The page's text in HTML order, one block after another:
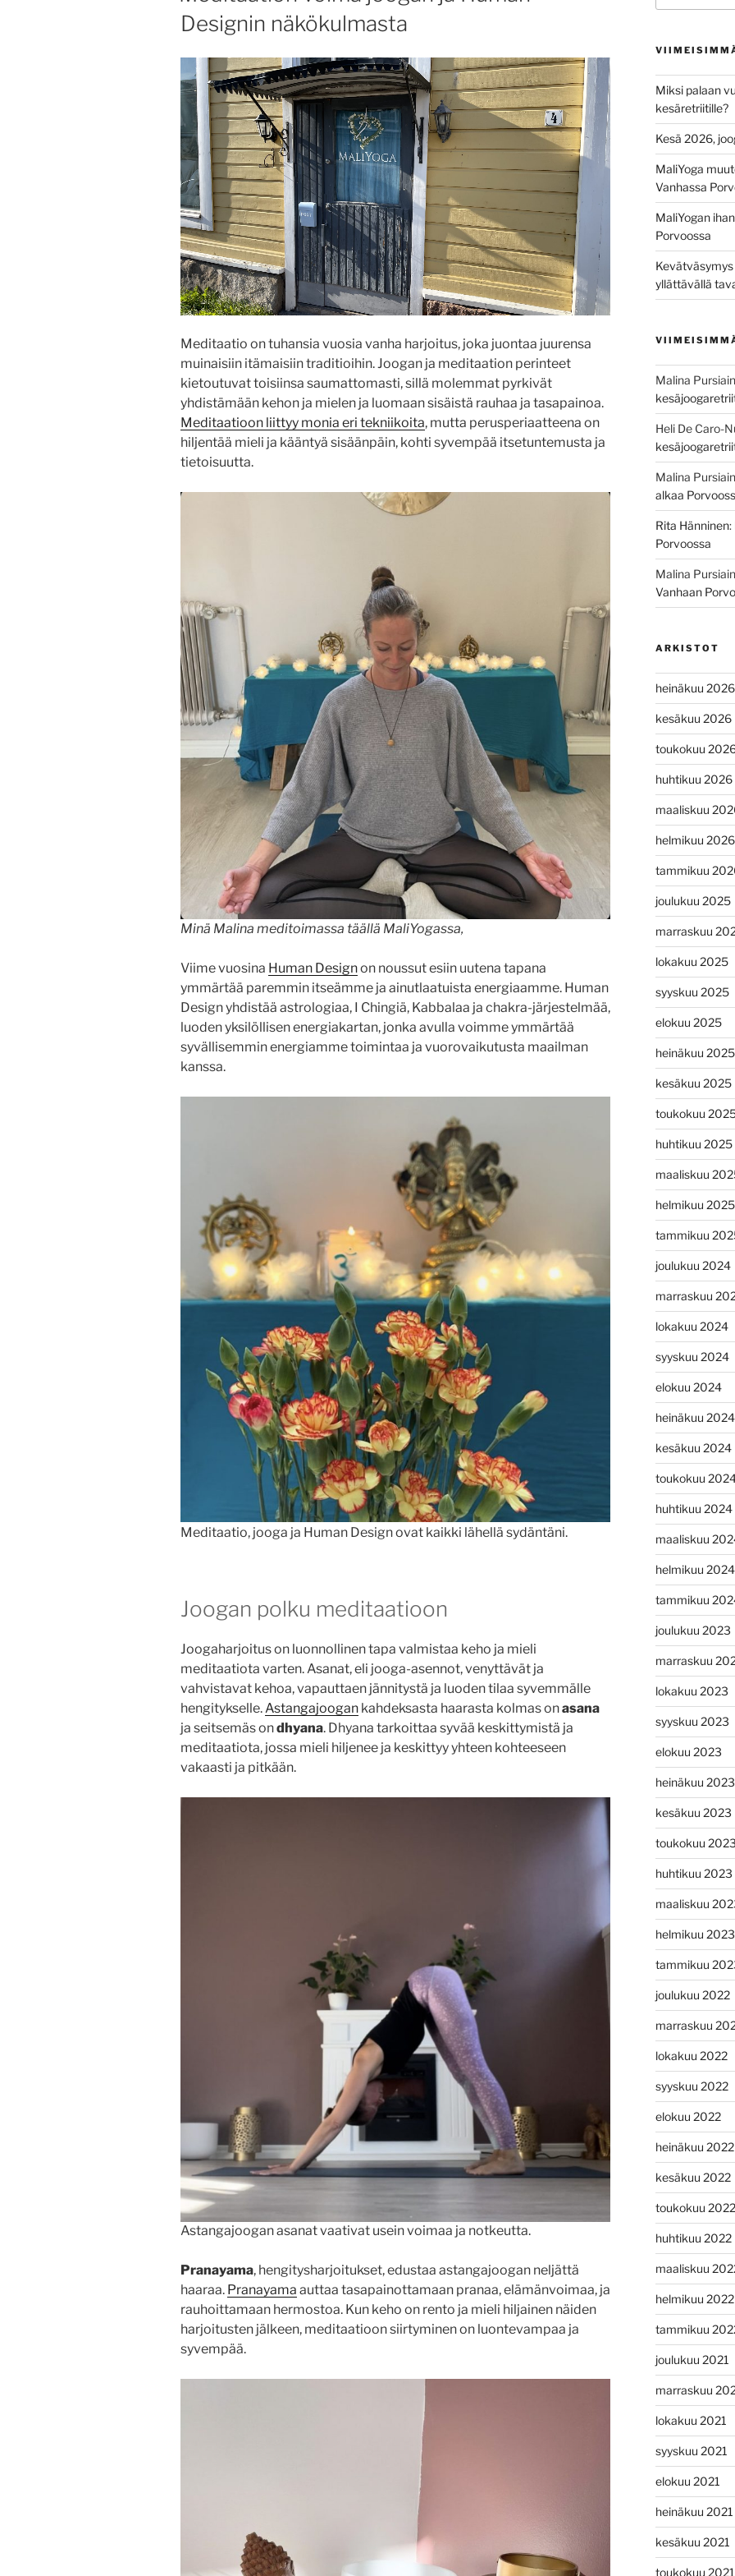
Designin näkökulmasta
Meditaatio on tuhansia vuosia vanha harjoitus, joka juontaa juurensa
muinaisiin itämaisiin traditioihin. Joogan ja meditaation perinteet
kietoutuvat toisiinsa saumattomasti, sillä molemmat pyrkivät
yhdistämään kehon ja mielen ja luomaan sisäistä rauhaa ja tasapainoa.
Meditaatioon liittyy monia eri tekniikoita, mutta perusperiaatteena on
hiljentää mieli ja kääntyä sisäänpäin, kohti syvempää itsetuntemusta ja
tietoisuutta.
Minä Malina meditoimassa täällä MaliYogassa,
Viime vuosina Human Designon noussut esiin uutena tapana
ymmärtää paremmin itseämme ja ainutlaatuista energiaamme. Human
Design yhdistää astrologiaa, I Chingiä, Kabbalaa ja chakra-järjestelmää,
luoden yksilöllisen energiakartan, jonka avulla voimme ymmärtää
syvällisemmin energiamme toimintaa ja vuorovaikutusta maailman
kanssa.
Meditaatio, jooga ja Human Design ovat kaikki lähellä sydäntäni.
Joogan polku meditaatioon
Joogaharjoitus on luonnollinen tapa valmistaa keho ja mieli
meditaatiota varten. Asanat, eli jooga-asennot, venyttävät ja
vahvistavat kehoa, vapauttaen jännitystä ja luoden tilaa syvemmälle
hengitykselle.Astangajoogan kahdeksasta haarasta kolmas onasana
ja seitsemäs ondhyana. Dhyana tarkoittaa syvää keskittymistä ja
meditaatiota, jossa mieli hiljenee ja keskittyy yhteen kohteeseen
vakaasti ja pitkään.
Astangajoogan asanat vaativat usein voimaa ja notkeutta.
Pranayama, hengitysharjoitukset, edustaa astangajoogan neljättä
haaraa. Pranayama auttaa tasapainottamaan pranaa, elämänvoimaa, ja
rauhoittamaan hermostoa. Kun keho on rento ja mieli hiljainen näiden
harjoitusten jälkeen, meditaatioon siirtyminen on luontevampaa ja
syvempää.
Miksi palaan
kesäretriitille?
Kesä 2026,
MaliYoga
Vanhassa
MaliYogan
Porvoossa
yllättävällä
Malina
Heli De Caro-
Malina
alkaa
Rita Hänninen:
Porvoossa
Malina
Vanhaan
ARKISTOT
heinäkuu 2026
kesäkuu 2026
toukokuu
huhtikuu 2026
maaliskuu
helmikuu 2026
tammikuu
joulukuu 2025
marraskuu
lokakuu 2025
syyskuu 2025
elokuu 2025
heinäkuu 2025
kesäkuu 2025
toukokuu
huhtikuu 2025
maaliskuu
helmikuu 2025
tammikuu
joulukuu 2024
marraskuu
lokakuu 2024
syyskuu 2024
elokuu 2024
heinäkuu 2024
kesäkuu 2024
toukokuu
huhtikuu 2024
maaliskuu
helmikuu 2024
tammikuu
joulukuu 2023
marraskuu
lokakuu 2023
syyskuu 2023
elokuu 2023
heinäkuu 2023
kesäkuu 2023
toukokuu 2023
huhtikuu 2023
maaliskuu
helmikuu 2023
tammikuu
joulukuu 2022
marraskuu
lokakuu 2022
syyskuu 2022
elokuu 2022
heinäkuu 2022
kesäkuu 2022
toukokuu 2022
huhtikuu 2022
maaliskuu
helmikuu 2022
tammikuu
joulukuu 2021
marraskuu
lokakuu 2021
syyskuu 2021
elokuu 2021
heinäkuu 2021
kesäkuu 2021
toukokuu 2021